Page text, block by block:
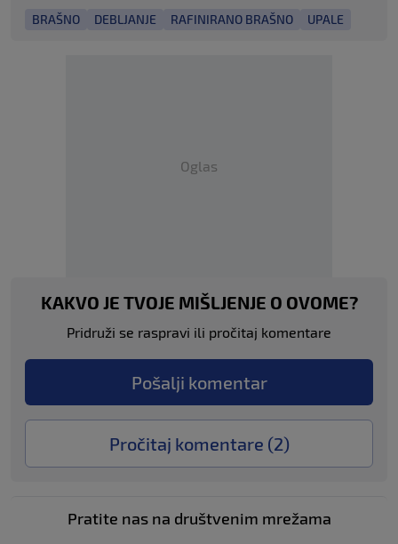
BRAŠNO DEBLJANJE RAFINIRANO BRAŠNO UPALE
Oglas
KAKVO JE TVOJE MIŠLJENJE O OVOME?
Pridruži se raspravi ili pročitaj komentare
Pošalji komentar
Pročitaj komentare (2)
Pratite nas na društvenim mrežama